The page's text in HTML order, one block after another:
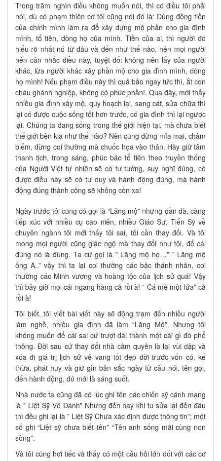
Trong trăm nghìn điều không muốn nói, thì có điều tôi phải
nói, dù có phạm thiên cơ tôi cũng nói đó là: Dùng đồng tiền
của chính mình làm ra để xây dựng mộ phần cho gia đình
mình, tổ tiên, dòng họ của mình. Tiền của ai, thì người đó
hiểu rõ nhất nó từ đâu và đến như thế nào, nên mọi người
nên cân nhắc điều này, tuyệt đối không nên lấy của người
khác, lừa người khác xây phần mộ cho gia đình mình, dòng
họ mình! Nếu phạm điều này thì quả bảo ngay tức thì, ắt con
cháu ghánh nghiệp, không có phúc phần!. Qua đây, mới thấy
nhiều gia đình xây mộ, quy hoạch lại, sang cát, sửa chữa thì
lại có được cuộc sống tốt hơn trước, có gia đình thì lại ngược
lại. Chúng ta đang sống trong thế giới hiện tại, mà chưa biết
thế giới bên kia như thế nào? Nên cũng đừng mỉa mai, châm
biếm, đừng coi thường mà chuốc họa vào thân. Hãy giữ tâm
thanh tịch, trong sáng, phúc báo tổ tiên theo truyền thống
của Người Việt tự nhiên sẽ có tư tưởng, suy nghĩ đúng, có
được điều này sẽ có tư duy và hành động đúng, mà hành
động đúng thành công sẽ không còn xa!
Ngày trước tôi cũng có gọi là “Lăng mộ” nhưng dần dà, càng
tiếp xúc với nhiều cụ cao niên, nhiều Giáo Sư, Tiến Sỹ về
chuyên ngành tôi mới thấy tôi sai, tôi cần thay đổi. Và tôi
mong mọi người cũng giác ngộ mà thay đổi như tôi, để cái
đúng nó là đúng. Ta cứ gọi là ” Lăng mộ họ…” ” Lăng mộ
ông A..” vậy thì ta lại coi thường các bậc thánh nhân, coi
thường các Minh vương và hoàng tộc của lịch sử quá! Vậy
thì bây giờ mọi cái ngang hàng cả rồi à! ” Cá mè một lứa” cả
rồi à!
Tôi biết, tôi viết bài viết này sẽ động trạm đến nhiều người
làm nghề, nhiều gia đình đã làm “Lăng Mộ”. Nhưng tôi
không muốn để cái sai cứ trượt dài thành một cái gì đó phổ
thông. Đời sau cứ thay đổi nhà cầm quyền là lại vùi dập và
xóa đi giá trị lịch sử vẻ vang tốt đẹp đời trước vốn có, kế
thừa, phát huy và giữ gìn bản sắc ngày từ câu nói, tên gọi,
đến hành động, đó mới là sáng suốt.
Nhà nước ta cũng đã có lúc ghi tên các chiến sỹ cánh mạng
là ” Liệt Sỹ Vô Danh” Nhưng đến nay khi tu sửa lại đến đâu
thì đều ghi lại là ” Liệt Sỹ Chưa xác định được thông tin”; một
số ghi “Liệt sỹ chưa biết tên” “Tên anh sống mãi cùng non
sông”.
Và tôi cũng hơi tiếc và thấy có một câu hỏi lớn đối với các cơ